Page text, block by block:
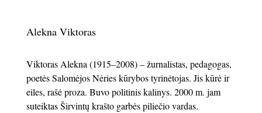
Alekna Viktoras
Viktoras Alekna (1915–2008) – žurnalistas, pedagogas,
poetės Salomėjos Nėries kūrybos tyrinėtojas. Jis kūrė ir
eiles, rašė proza. Buvo politinis kalinys. 2000 m. jam
suteiktas Širvintų krašto garbės piliečio vardas.